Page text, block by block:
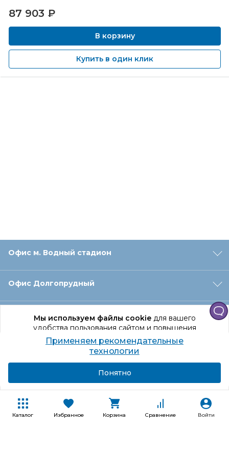
Каталог Избранное Корзина Сравнение Войти
Мы используем файлы cookieдля вашего
удобства пользования сайтом и повышения
качества рекомендаций.
Продолжая использование сайта, вы даете
согласие на обработку персональных данных
87 903 ₽
В корзину
Купить в один клик
Офис м. Водный стадион
Офис Долгопрудный
Офис Санкт‑Петербург
Оформление заказа
Покупателям
Применяем рекомендательные
технологии
Понятно